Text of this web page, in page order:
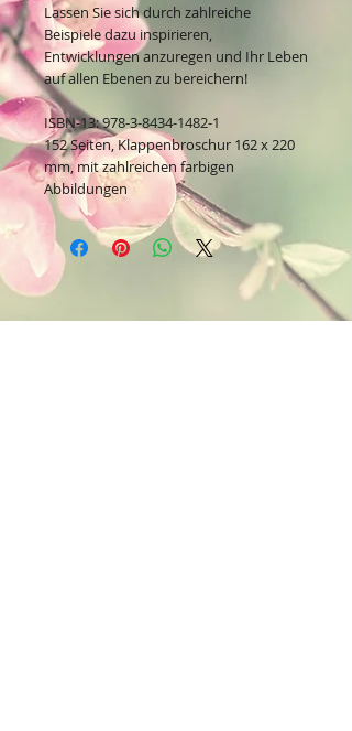
Lassen Sie sich durch zahlreiche
Beispiele dazu inspirieren,
Entwicklungen anzuregen und Ihr Leben
auf allen Ebenen zu bereichern!
ISBN-13: 978-3-8434-1482-1
152 Seiten, Klappenbroschur 162 x 220
mm, mit zahlreichen farbigen
Abbildungen